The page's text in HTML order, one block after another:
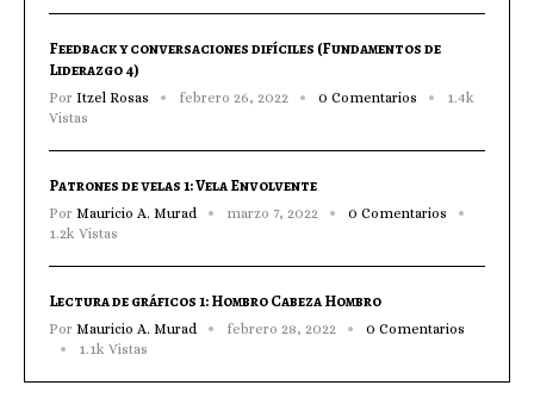
Feedback y conversaciones difíciles (Fundamentos de
Liderazgo 4)
Por Itzel Rosas febrero 26, 2022 0 Comentarios
1.4k
Vistas
Patrones de velas 1: Vela Envolvente
Por Mauricio A. Murad marzo 7, 2022
0 Comentarios
1.2k Vistas
Lectura de gráficos 1: Hombro Cabeza Hombro
Por Mauricio A. Murad febrero 28, 2022
0 Comentarios
1.1k Vistas